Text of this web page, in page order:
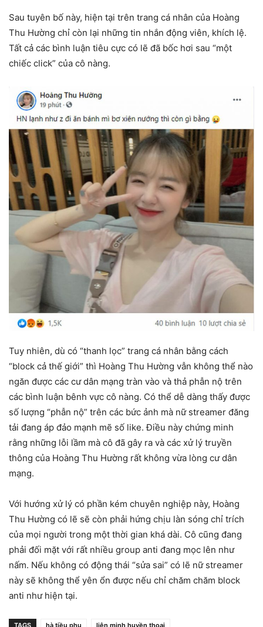
Sau tuyên bố này, hiện tại trên trang cá nhân của Hoàng
Thu Hường chỉ còn lại những tin nhắn động viên, khích lệ.
Tất cả các bình luận tiêu cực có lẽ đã bốc hơi sau “một
chiếc click” của cô nàng.
Tuy nhiên, dù có “thanh lọc” trang cá nhân bằng cách
“block cả thế giới” thì Hoàng Thu Hường vẫn không thể nào
ngăn được các cư dân mạng tràn vào và thả phẫn nộ trên
các bình luận bênh vực cô nàng. Có thể dễ dàng thấy được
số lượng “phẫn nộ” trên các bức ảnh mà nữ streamer đăng
tải đang áp đảo mạnh mẽ số like. Điều này chứng minh
rằng những lỗi lầm mà cô đã gây ra và các xử lý truyền
thông của Hoàng Thu Hường rất không vừa lòng cư dân
mạng.
Với hướng xử lý có phần kém chuyên nghiệp này, Hoàng
Thu Hường có lẽ sẽ còn phải hứng chịu làn sóng chỉ trích
của mọi người trong một thời gian khá dài. Cô cũng đang
phải đối mặt với rất nhiều group anti đang mọc lên như
nấm. Nếu không có động thái “sửa sai” có lẽ nữ streamer
này sẽ không thể yên ổn được nếu chỉ chăm chăm block
anti như hiện tại.
TAGS hà tiều phu liên minh huyền thoại